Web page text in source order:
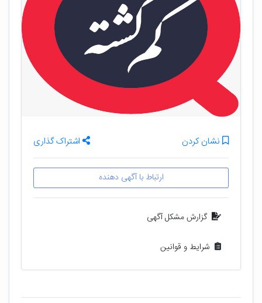
نشان کردن اشتراک گذاری
ارتباط با آگهی دهنده
گزارش مشکل آگهی
شرایط و قوانین